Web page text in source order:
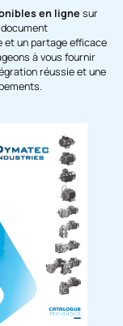
en ligne sur
et un partage efficace
à vous fournir
réussie et une